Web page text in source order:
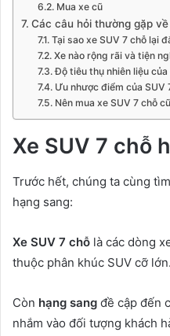
Mua xe cũ
Các câu hỏi thường gặp
Tại sao xe SUV 7 chỗ lại
Xe nào rộng rãi và tiện
Độ tiêu thụ nhiên liệu của
Ưu nhược điểm của SUV
Nên mua xe SUV 7 chỗ
Xe SUV 7 chỗ
Trước hết, chúng ta cùng
hạng sang:
Xe SUV 7 chỗ là các dòng
thuộc phân khúc SUV cỡ lớn.
Còn hạng sang đề cập đến
nhắm vào đối tượng khách